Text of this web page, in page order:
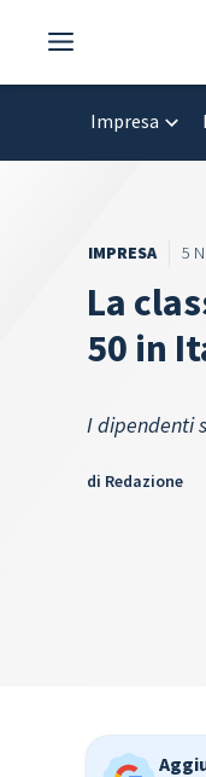
contenuto
Impresa
IMPRESA 5
La
50 in
I dipendenti
di Redazione